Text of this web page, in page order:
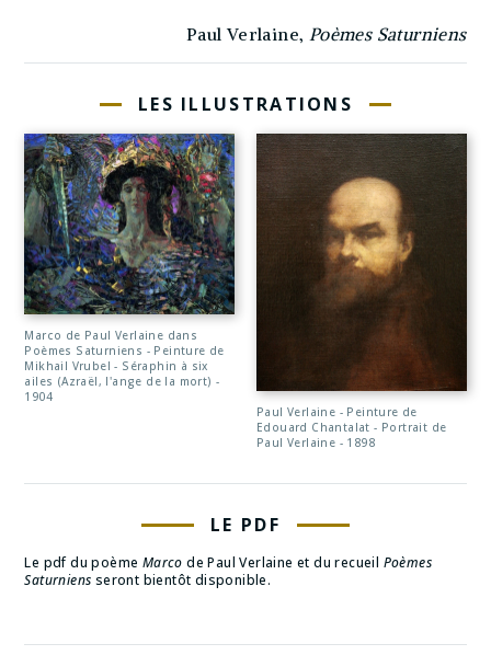
Paul Verlaine, Poèmes Saturniens
LES ILLUSTRATIONS
Marco de Paul Verlaine dans
Poèmes Saturniens - Peinture de
Mikhail Vrubel - Séraphin à six
ailes (Azraël, l'ange de la mort) -
1904
Paul Verlaine - Peinture de
Edouard Chantalat - Portrait de
Paul Verlaine - 1898
LE PDF
Le pdf du poème Marco de Paul Verlaine et du recueil Poèmes
Saturniens seront bientôt disponible.